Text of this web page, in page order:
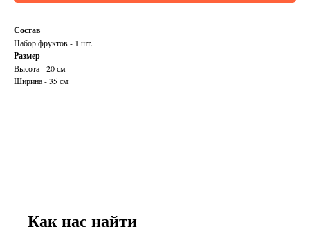
Состав
Набор фруктов - 1 шт.
Размер
Высота - 20 см
Ширина - 35 см
Как нас найти